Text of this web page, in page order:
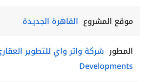
موقع المشروع القاهرة الجديدة
المطور
Developments